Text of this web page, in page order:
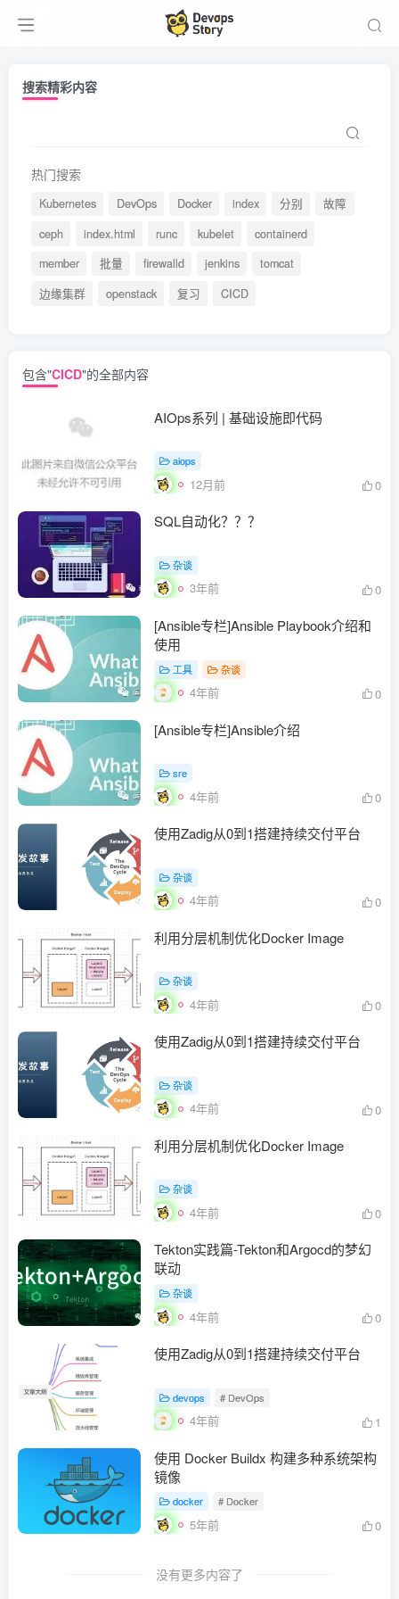
搜索精彩内容
热门搜索
Kubernetes DevOps Docker index 分别
故障
ceph
index.html runc kubelet
containerd
member
批量 firewalld jenkins
tomcat
边缘集群
openstack 复习 CICD
包含"CICD"的全部内容
AIOps系列 | 基础设施即代码
aiops
12月前 0
SQL自动化？？？
杂谈
3年前 0
[Ansible专栏]Ansible Playbook介绍和
使用
工具 杂谈
4年前 0
[Ansible专栏]Ansible介绍
sre
4年前 0
使用Zadig从0到1搭建持续交付平台
杂谈
4年前 0
利用分层机制优化Docker Image
杂谈
4年前 0
使用Zadig从0到1搭建持续交付平台
杂谈
4年前 0
利用分层机制优化Docker Image
杂谈
4年前 0
Tekton实践篇-Tekton和Argocd的梦幻
联动
杂谈
4年前 0
使用Zadig从0到1搭建持续交付平台
devops # DevOps
4年前 1
使用 Docker Buildx 构建多种系统架构
镜像
docker # Docker
5年前 0
没有更多内容了